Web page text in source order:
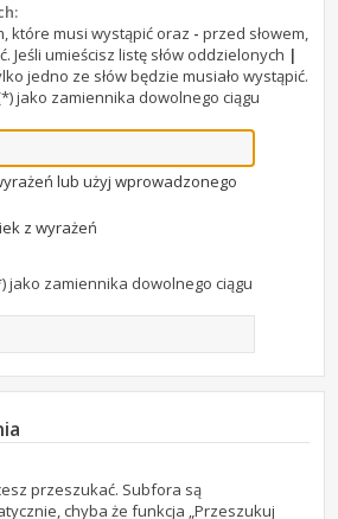
które musi wystąpić oraz - przed słowem,
Jeśli umieścisz listę słów oddzielonych |
jedno ze słów będzie musiało wystąpić.
jako zamiennika dowolnego ciągu
lub użyj wprowadzonego
z wyrażeń
jako zamiennika dowolnego ciągu
przeszukać. Subfora są
chyba że funkcja „Przeszukuj